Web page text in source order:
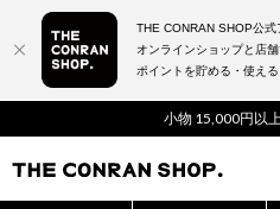
小物 15,000円以
THE CONRAN SHOP公式
オンラインショップと店
ポイントを貯める・使える